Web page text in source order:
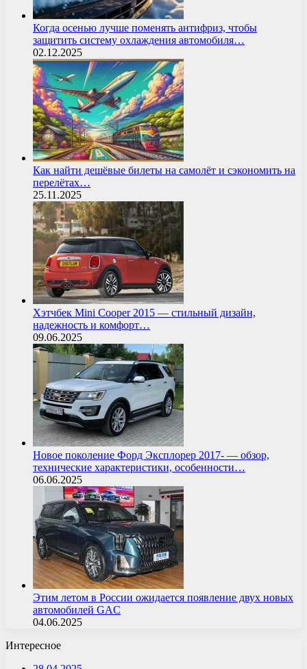
Когда осенью лучше поменять антифриз, чтобы
защитить систему охлаждения автомобиля…
02.12.2025
Как найти дешёвые билеты на самолёт и сэкономить на
перелётах…
25.11.2025
Хэтчбек Mini Cooper 2015 — стильный дизайн,
надежность и комфорт…
09.06.2025
Новое поколение Форд Эксплорер 2017- — обзор,
технические характеристики, особенности…
06.06.2025
Этим летом в России ожидается появление двух новых
автомобилей GAC
04.06.2025
Интересное